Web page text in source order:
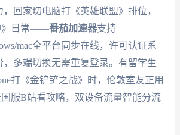
，回家切电脑打《英雄联盟》排位，
》日常——番茄加速器支持
mac全平台同步在线，许可认证系
，多端切换无需重复登录。有留学生
打《金铲铲之战》时，伦敦室友正用
国服B站看攻略，双设备流量智能分流